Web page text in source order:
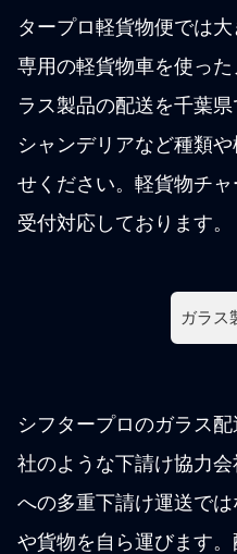
タープロ軽貨物便では
専用の軽貨物車を使っ
ラス製品の配送を千葉
シャンデリアなど種類
せください。軽貨物チ
受付対応しております。
ガラス
シフタープロのガラス
社のような下請け協力
への多重下請け運送で
や貨物を自ら運びます